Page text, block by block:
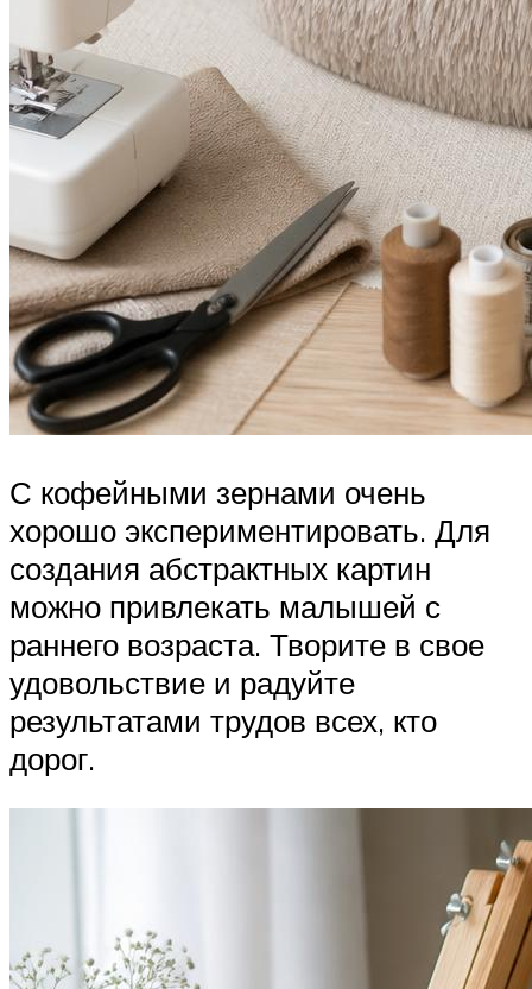
С кофейными зернами очень
хорошо экспериментировать. Для
создания абстрактных картин
можно привлекать малышей с
раннего возраста. Творите в свое
удовольствие и радуйте
результатами трудов всех, кто
дорог.